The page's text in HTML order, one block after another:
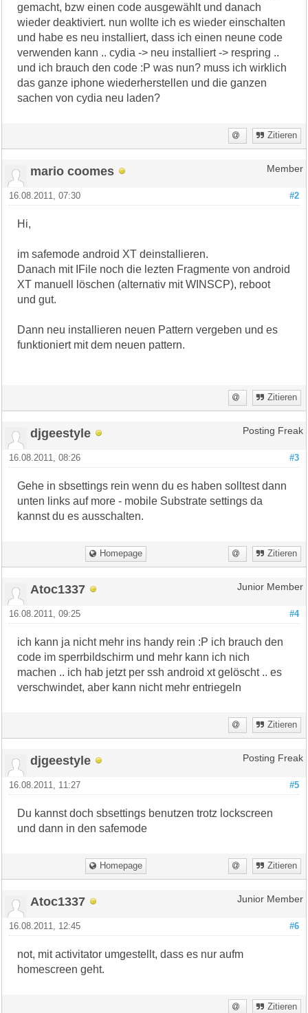
gemacht, bzw einen code ausgewählt und danach
wieder deaktiviert. nun wollte ich es wieder einschalten
und habe es neu installiert, dass ich einen neune code
verwenden kann .. cydia -> neu installiert -> respring ..
und ich brauch den code :P was nun? muss ich wirklich
das ganze iphone wiederherstellen und die ganzen
sachen von cydia neu laden?
Zitieren
mario coomes Member
#2
16.08.2011, 07:30
Hi,
im safemode android XT deinstallieren.
Danach mit IFile noch die lezten Fragmente von android
XT manuell löschen (alternativ mit WINSCP), reboot
und gut.
Dann neu installieren neuen Pattern vergeben und es
funktioniert mit dem neuen pattern.
Zitieren
djgeestyle Posting Freak
#3
16.08.2011, 08:26
Gehe in sbsettings rein wenn du es haben solltest dann
unten links auf more - mobile Substrate settings da
kannst du es ausschalten.
Homepage Zitieren
Atoc1337 Junior Member
#4
16.08.2011, 09:25
ich kann ja nicht mehr ins handy rein :P ich brauch den
code im sperrbildschirm und mehr kann ich nich
machen .. ich hab jetzt per ssh android xt gelöscht .. es
verschwindet, aber kann nicht mehr entriegeln
Zitieren
djgeestyle Posting Freak
#5
16.08.2011, 11:27
Du kannst doch sbsettings benutzen trotz lockscreen
und dann in den safemode
Homepage Zitieren
Atoc1337 Junior Member
#6
16.08.2011, 12:45
not, mit activitator umgestellt, dass es nur aufm
homescreen geht.
Zitieren